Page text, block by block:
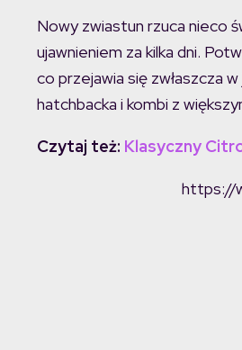
Nowy zwiastun rzuca nieco
ujawnieniem za kilka dni.
co przejawia się zwłaszcza
hatchbacka i kombi z
Czytaj też: Klasyczny
https://